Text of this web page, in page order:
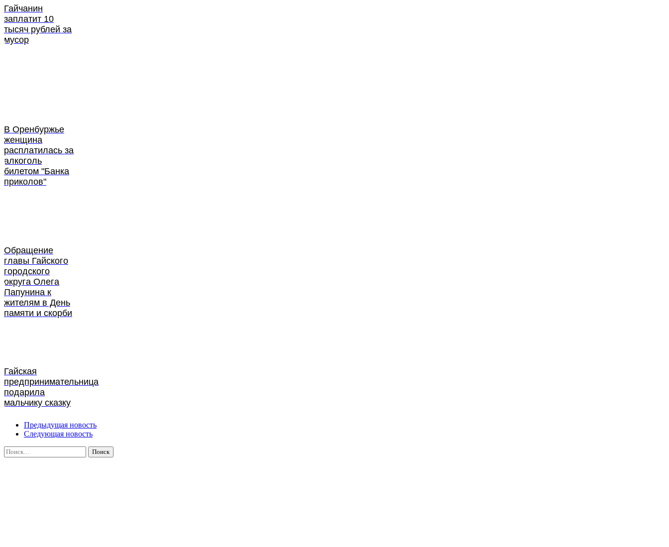
Гайчанин
заплатит 10
тысяч рублей за
мусор
В Оренбуржье
женщина
расплатилась за
алкоголь
билетом "Банка
приколов"
Обращение
главы Гайского
городского
округа Олега
Папунина к
жителям в День
памяти и скорби
Гайская
предпринимательница
подарила
мальчику сказку
Предыдущая новость
Следующая новость
Найти: